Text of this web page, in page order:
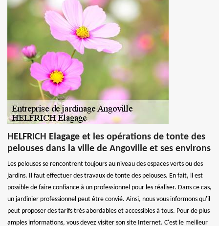
HELFRICH Elagage et les opérations de tonte des
pelouses dans la ville de Angoville et ses environs
Les pelouses se rencontrent toujours au niveau des espaces verts ou des
jardins. Il faut effectuer des travaux de tonte des pelouses. En fait, il est
possible de faire confiance à un professionnel pour les réaliser. Dans ce cas,
un jardinier professionnel peut être convié. Ainsi, nous vous informons qu'il
peut proposer des tarifs très abordables et accessibles à tous. Pour de plus
amples informations, vous devez visiter son site Internet. C'est le meilleur